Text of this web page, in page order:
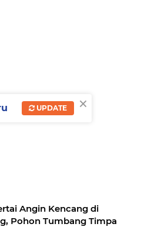
Angin Kencang di
Pohon Tumbang Timpa
×
UPDATE